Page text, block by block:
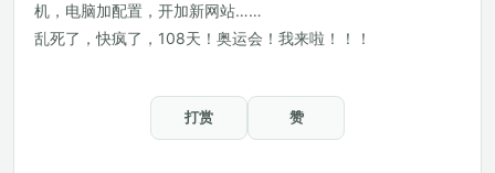
机，电脑加配置，开加新网站……
乱死了，快疯了，108天！奥运会！我来啦！！！
打赏 赞